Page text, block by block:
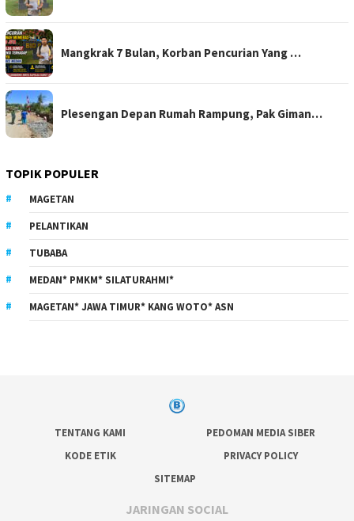
Mangkrak 7 Bulan, Korban Pencurian Yang …
Plesengan Depan Rumah Rampung, Pak Giman…
TOPIK POPULER
MAGETAN
PELANTIKAN
TUBABA
MEDAN* PMKM* SILATURAHMI*
MAGETAN* JAWA TIMUR* KANG WOTO* ASN
TENTANG KAMI
PEDOMAN MEDIA SIBER
KODE ETIK
PRIVACY POLICY
SITEMAP
JARINGAN SOCIAL